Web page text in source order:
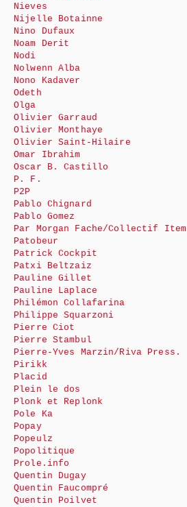
Nieves
Nijelle Botainne
Nino Dufaux
Noam Derit
Nodi
Nolwenn Alba
Nono Kadaver
Odeth
Olga
Olivier Garraud
Olivier Monthaye
Olivier Saint-Hilaire
Omar Ibrahim
Oscar B. Castillo
P. F.
P2P
Pablo Chignard
Pablo Gomez
Par Morgan Fache/Collectif Item
Patobeur
Patrick Cockpit
Patxi Beltzaiz
Pauline Gillet
Pauline Laplace
Philémon Collafarina
Philippe Squarzoni
Pierre Ciot
Pierre Stambul
Pierre-Yves Marzin/Riva Press.
Pirikk
Placid
Plein le dos
Plonk et Replonk
Pole Ka
Popay
Popeulz
Popolitique
Prole.info
Quentin Dugay
Quentin Faucompré
Quentin Poilvet